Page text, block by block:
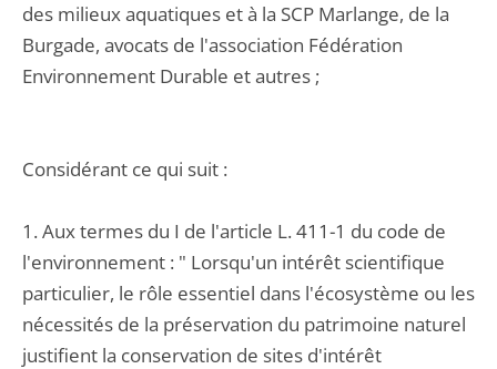
des milieux aquatiques et à la SCP Marlange, de la
Burgade, avocats de l'association Fédération
Environnement Durable et autres ;
Considérant ce qui suit :
1. Aux termes du I de l'article L. 411-1 du code de
l'environnement : " Lorsqu'un intérêt scientifique
particulier, le rôle essentiel dans l'écosystème ou les
nécessités de la préservation du patrimoine naturel
justifient la conservation de sites d'intérêt